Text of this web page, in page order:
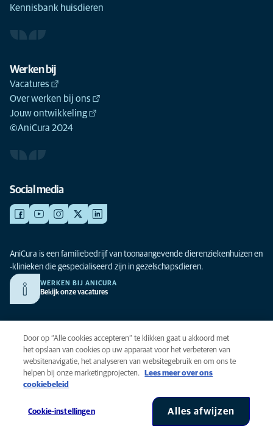
Kennisbank huisdieren
Werken bij
Vacatures
Over werken bij ons
Jouw ontwikkeling
©AniCura 2024
Social media
AniCura is een familiebedrijf van toonaangevende dierenziekenhuizen en
-klinieken die gespecialiseerd zijn in gezelschapsdieren.
WERKEN BIJ ANICURA
Bekijk onze vacatures
Privacy
Algemene voorwaarden
Cookies
Toegankelijkheid
AniCura is onderdeel van Mars, Inc © 2026
Door op “Alle cookies accepteren” te klikken gaat u akkoord met
het opslaan van cookies op uw apparaat voor het verbeteren van
websitenavigatie, het analyseren van websitegebruik en om ons te
helpen bij onze marketingprojecten.
Lees meer over ons
cookiebeleid
Cookie-instellingen Alles afwijzen